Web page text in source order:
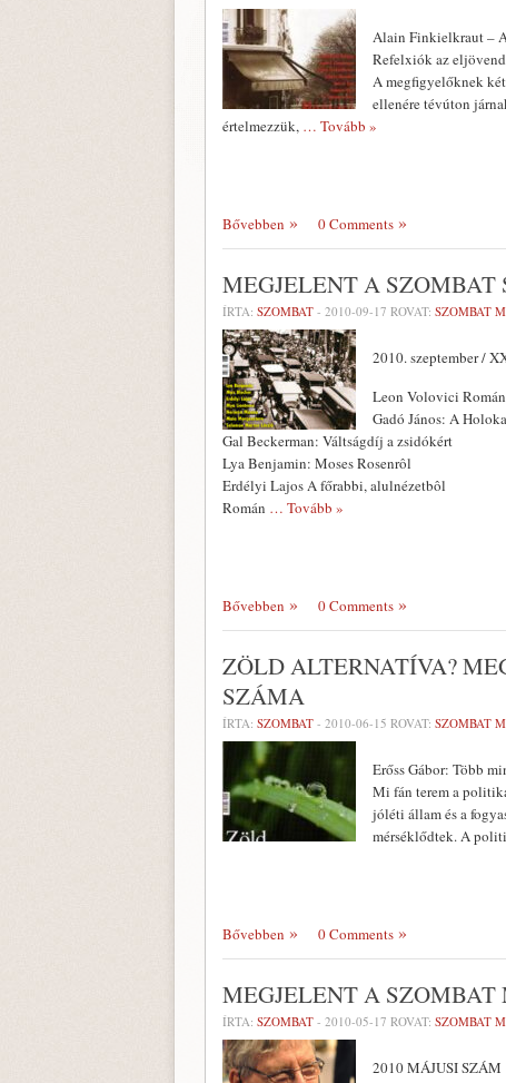
Alain Finkielkraut –
Refelxiók az
A megfigyelőknek
ellenére tévúton
értelmezzük, … Tovább »
Bővebben 0 Comments
MEGJELENT A
ÍRTA: SZOMBAT - 2010-09-17 ROVAT: SZOMBAT
2010. szeptember /
Leon Volovici
Gadó János: A
Gal Beckerman: Váltságdíj a zsidókért
Lya Benjamin: Moses Rosenrôl
Erdélyi Lajos A főrabbi, alulnézetbôl
Román … Tovább »
Bővebben 0 Comments
ZÖLD ALTERNATÍVA?
SZÁMA
ÍRTA: SZOMBAT - 2010-06-15 ROVAT: SZOMBAT
Erőss Gábor: Több
Mi fán terem a
jóléti állam és a
mérséklődtek. A
Bővebben 0 Comments
MEGJELENT A
ÍRTA: SZOMBAT - 2010-05-17 ROVAT: SZOMBAT
2010 MÁJUSI SZÁM